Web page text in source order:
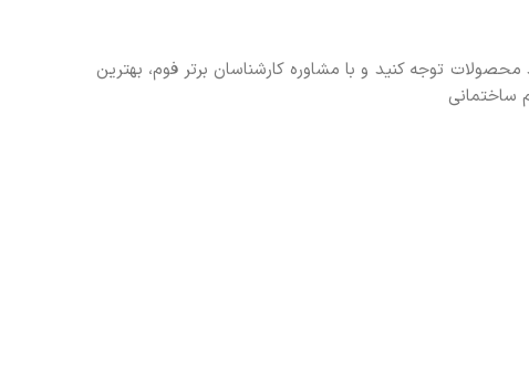
محصولات توجه کنید و با مشاوره کارشناسان برتر فوم، بهترین
ساختمانی